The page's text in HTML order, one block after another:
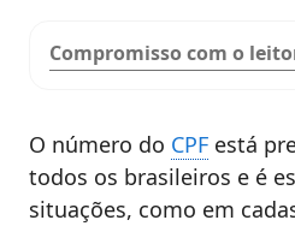
Compromisso com o
O número do CPF está
todos os brasileiros e é
situações, como em